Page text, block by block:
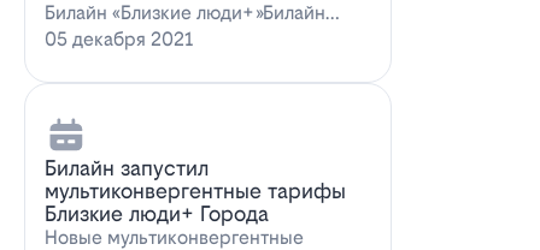
Билайн «Близкие люди+»Билайн
предлагает новогоднее пред…
05 декабря 2021
Билайн запустил
мультиконвергентные тарифы
Близкие люди+ Города
Новые мультиконвергентные